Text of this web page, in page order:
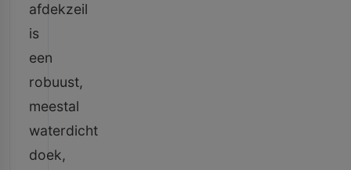
afdekzeil
is
een
robuust,
meestal
waterdicht
doek,